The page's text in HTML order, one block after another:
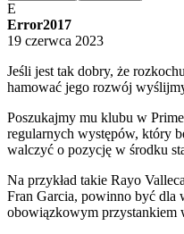
E
Error2017
19 czerwca 2023
Jeśli jest tak dobry, że
hamować jego rozwój
Poszukajmy mu klubu w
regularnych występów, który
walczyć o pozycję w środku
Na przykład takie Rayo
Fran Garcia, powinno być dla
obowiązkowym przystankiem